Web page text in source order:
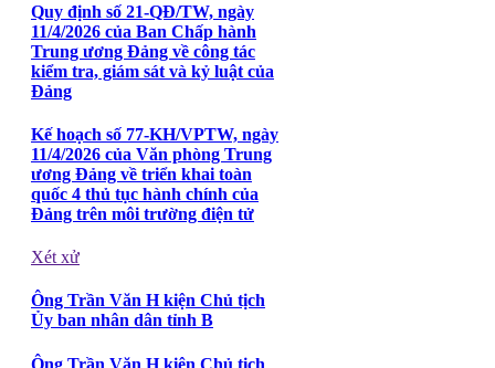
Quy định số 21-QĐ/TW, ngày
11/4/2026 của Ban Chấp hành
Trung ương Đảng về công tác
kiểm tra, giám sát và kỷ luật của
Đảng
Kế hoạch số 77-KH/VPTW, ngày
11/4/2026 của Văn phòng Trung
ương Đảng về triển khai toàn
quốc 4 thủ tục hành chính của
Đảng trên môi trường điện tử
Xét xử
Ông Trần Văn H kiện Chủ tịch
Ủy ban nhân dân tỉnh B
Ông Trần Văn H kiện Chủ tịch